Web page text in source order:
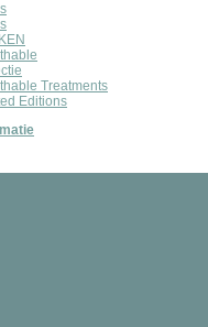
Treatments
Editions